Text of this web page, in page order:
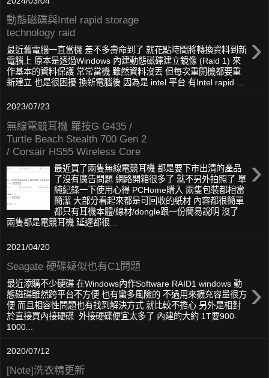
動態磁碟與Intel rapid storage
technology raid
›
最近舊電腦一直當機 差不多壽命到了 就花點時間將轉換資料到新
電腦上 原本是透過Windows 內建動態磁碟建立鏡像 (Raid 1) 來
作基本的資料保護 常常當機 雖然資料沒丟 但每次重開機都要重
新建立 也是很困擾 換新電腦後 因為是 intel 平台 有Intel rapid ...
2023/07/23
無線電競耳機 羅技G G435 /
Turtle Beach Stealth 700 Gen 2
/ Corsair HS55 Wireless Core
›
最近買了兩隻無線電競耳機 都是要下市出清的產品
了沒有廣告問題 網路開箱很多了 就不另外拍照了 單
純紀錄一下使用心得 PCHome購入 兩隻包裝都相當
簡潔 大部分看起來都是可回收的紙材 內容都很簡單
都只有耳機本體/線材/dongle跟一份簡易說明 沒了
兩隻都是電競耳機 延遲都很...
2021/04/20
Seagate 硬碟疑似也有C1問題
›
最近添購不少硬碟 在Windows內作Software RAID1 windows 動
態磁碟雖然跨平台不方便 也有蠻多風險的 不過用來擴充容量很方
便 而且相容性問題也有找到解決方式 就比較不擔心 另外是相對
於直接買內接硬碟 外接硬碟便宜太多了 內建的大約 1T要900-
1000...
2020/07/12
[Note]洗衣精更新